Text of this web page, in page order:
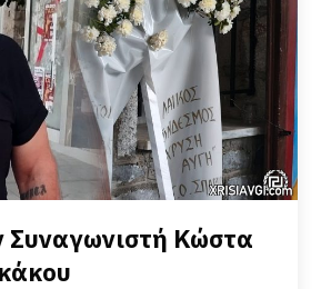
Συναγωνιστή Κώστα